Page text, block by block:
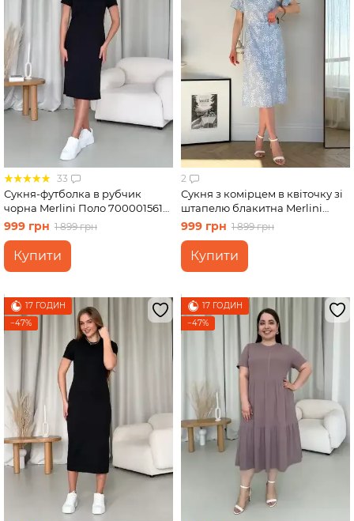
33
Сукня-футболка в рубчик
чорна Merlini Поло 700001561
розмір L-XL
999 грн 1 899 грн
Купити
2
Сукня з комірцем в квіточку зі
штапелю блакитна Merlini
Тарпи 700002222 розмір 2XL-
999 грн 1 899 грн
Купити
17 ГОДИН
−47%
17 ГОДИН
−47%